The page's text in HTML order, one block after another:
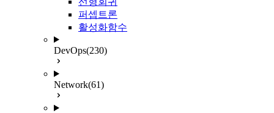
퍼셉트론
활성화함수
DevOps(230)
Network(61)